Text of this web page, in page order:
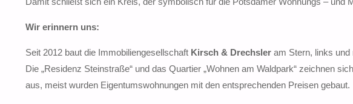
Wir erinnern uns:
Seit 2012 baut die Immobiliengesellschaft Kirsch & Drechsler am Stern, links
Die „Residenz Steinstraße“ und das Quartier „Wohnen am Waldpark“ zeichnen
aus, meist wurden Eigentumswohnungen mit den entsprechenden Preisen gebaut.